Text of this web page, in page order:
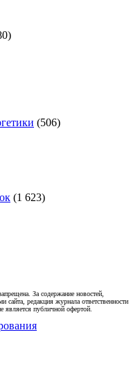
(506)
(1 623)
За содержание новостей,
сайта, редакция журнала ответственности
является публичной офертой.